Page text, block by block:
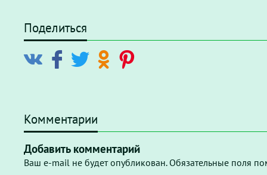
Поделиться
Комментарии
Добавить комментарий
Ваш e-mail не будет опубликован. Обязательные поля